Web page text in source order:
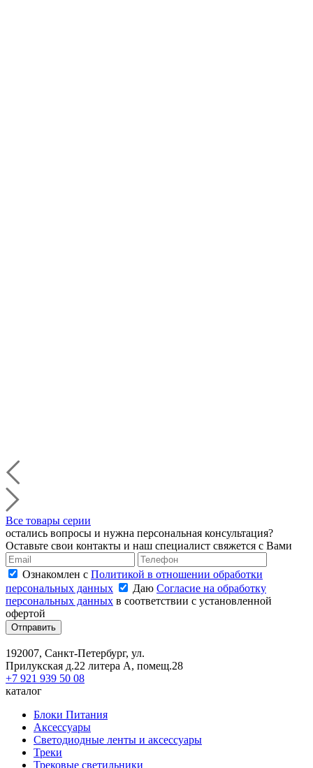
Все товары серии
остались вопросы и нужна персональная консультация?
Оставьте свои контакты и наш специалист свяжется с Вами
Ознакомлен с Политикой в отношении обработки
персональных данных
Даю Согласие на обработку
персональных данных в соответствии с установленной
офертой
Отправить
192007, Санкт-Петербург, ул.
Прилукская д.22 литера А, помещ.28
+7 921 939 50 08
каталог
Блоки Питания
Аксессуары
Светодиодные ленты и аксессуары
Треки
Трековые светильники